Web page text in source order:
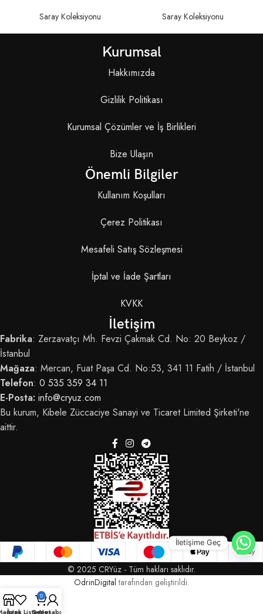
Saray Koleksiyonu Saray Koleksiyonu
Kurumsal
Hakkımızda
Gizlilik Politikası
Kurumsal Çözümler ve İş Birlikleri
Bize Ulaşın
Önemli Bilgiler
Kullanım Koşulları
Çerez Politikası
Mesafeli Satış Sözleşmesi
İptal ve İade Şartları
KVKK
İletişim
Fabrika: Zerzavatçı Mh. Fevzi Çakmak Cd. No: 20 Beykoz /
İstanbul
Mağaza: Mercan, Fuat Paşa Cd. No:53, 341 11 Fatih / İstanbul
Telefon: 0 535 359 34 11
E-Posta: info@cryuz.com
Bu kurum, Kibele Züccaciye Sanayi ve Ticaret Limited Şirketi'ne
aittir.
© 2025 CRYüz - Tüm hakları saklıdır.
OdrinDigital tarafından geliştirildi.
İstek Listem
0
Sepet
Hesabım
İletişime Geç